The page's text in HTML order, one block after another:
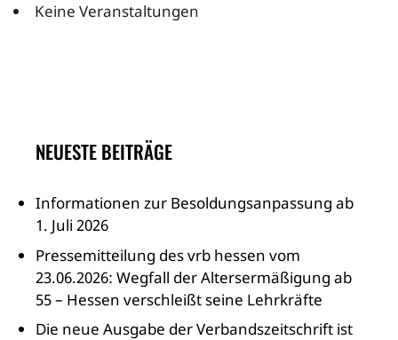
Keine Veranstaltungen
NEUESTE BEITRÄGE
Informationen zur Besoldungsanpassung ab
1. Juli 2026
Pressemitteilung des vrb hessen vom
23.06.2026: Wegfall der Altersermäßigung ab
55 – Hessen verschleißt seine Lehrkräfte
Die neue Ausgabe der Verbandszeitschrift ist